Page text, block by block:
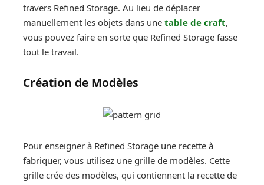
travers Refined Storage. Au lieu de déplacer
manuellement les objets dans une table de craft,
vous pouvez faire en sorte que Refined Storage fasse
tout le travail.
Création de Modèles
Pour enseigner à Refined Storage une recette à
fabriquer, vous utilisez une grille de modèles. Cette
grille crée des modèles, qui contiennent la recette de